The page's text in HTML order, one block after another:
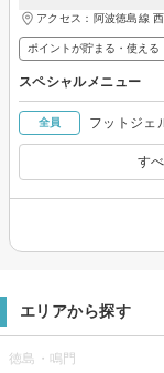
アクセス：阿波徳島線
ポイントが貯まる・使える
スペシャルメニュー
全員 フットジェ
す
エリアから探す
徳島・鳴門